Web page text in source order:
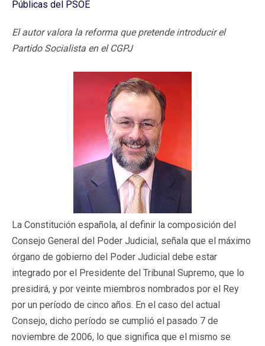
Públicas del PSOE
El autor valora la reforma que pretende introducir el
Partido Socialista en el CGPJ
La Constitución española, al definir la composición del
Consejo General del Poder Judicial, señala que el máximo
órgano de gobierno del Poder Judicial debe estar
integrado por el Presidente del Tribunal Supremo, que lo
presidirá, y por veinte miembros nombrados por el Rey
por un período de cinco años. En el caso del actual
Consejo, dicho período se cumplió el pasado 7 de
noviembre de 2006, lo que significa que el mismo se